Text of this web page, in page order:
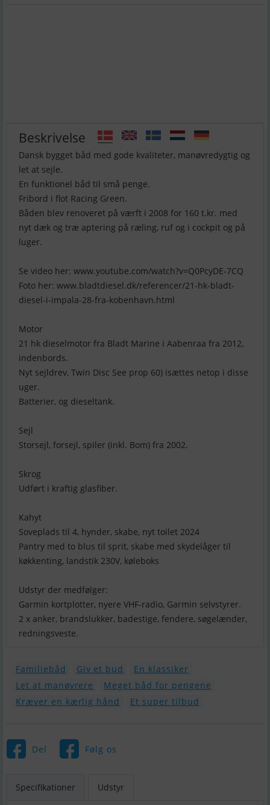
Beskrivelse
Dansk bygget båd med gode kvaliteter, manøvredygtig og
let at sejle.
En funktionel båd til små penge.
Fribord i flot Racing Green.
Båden blev renoveret på værft i 2008 for 160 t.kr. med
nyt dæk og træ aptering på ræling, ruf og i cockpit og på
luger.
Se video her: www.youtube.com/watch?v=Q0PcyDE-7CQ
Foto her: www.bladtdiesel.dk/referencer/21-hk-bladt-
diesel-i-impala-28-fra-kobenhavn.html
Motor
21 hk dieselmotor fra Bladt Marine i Aabenraa fra 2012,
indenbords.
Nyt sejldrev, Twin Disc See prop 60) isættes netop i disse
uger.
Batterier, og dieseltank.
Sejl
Storsejl, forsejl, spiler (inkl. Bom) fra 2002.
Skrog
Udført i kraftig glasfiber.
Kahyt
Soveplads til 4, hynder, skabe, nyt toilet 2024
Pantry med to blus til sprit, skabe med skydelåger til
køkkenting, landstik 230V, køleboks
Udstyr der medfølger:
Garmin kortplotter, nyere VHF-radio, Garmin selvstyrer.
2 x anker, brandslukker, badestige, fendere, søgelænder,
Familiebåd Giv et bud
En klassiker
Let at manøvrere
Meget båd for pengene
Kræver en kærlig hånd
Et super tilbud
Del Følg os
Specifikationer Udstyr